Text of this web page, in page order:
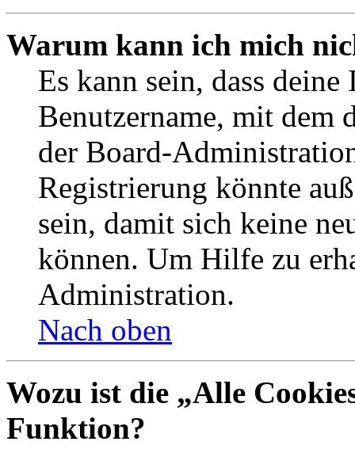
Warum kann ich mich
Es kann sein, dass
Benutzername, mit dem
der Board-
Registrierung könnte
sein, damit sich keine
können. Um Hilfe zu
Administration.
Nach oben
Wozu ist die „Alle
Funktion?